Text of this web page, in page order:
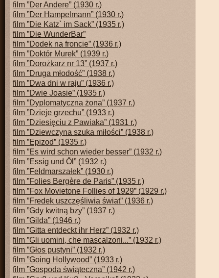
film ”Der Andere” (1930 r.)
film ”Der Hampelmann” (1930 r.)
film ”Die Katz` im Sack” (1935 r.)
film ”Die WunderBar”
film ”Dodek na froncie” (1936 r.)
film ”Doktór Murek” (1939 r.)
film ”Dorożkarz nr 13” (1937 r.)
film ”Druga młodość” (1938 r.)
film ”Dwa dni w raju” (1936 r.)
film ”Dwie Joasie” (1935 r.)
film ”Dyplomatyczna żona” (1937 r.)
film ”Dzieje grzechu” (1933 r.)
film ”Dziesięciu z Pawiaka” (1931 r.)
film ”Dziewczyna szuka miłości” (1938 r.)
film ”Epizod” (1935 r.)
film ”Es wird schon wieder besser” (1932 r.)
film ”Essig und Öl” (1932 r.)
film ”Feldmarszałek” (1930 r.)
film ”Folies Bergère de Paris” (1935 r.)
film ”Fox Movietone Follies of 1929” (1929 r.)
film ”Fredek uszczęśliwia świat” (1936 r.)
film ”Gdy kwitną bzy” (1937 r.)
film ”Gilda” (1946 r.)
film ”Gitta entdeckt ihr Herz” (1932 r.)
film ”Gli uomini, che mascalzoni...” (1932 r.)
film ”Głos pustyni” (1932 r.)
film ”Going Hollywood” (1933 r.)
film ”Gospoda świąteczna” (1942 r.)